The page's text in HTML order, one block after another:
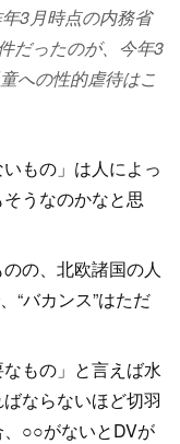
3月時点の内務省
だったのが、今年3
への性的虐待はこ
もの」は人によっ
そうなのかなと思
の、北欧諸国の人
“バカンス”はただ
もの」と言えば水
ならないほど切羽
○○がないとDVが